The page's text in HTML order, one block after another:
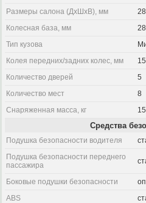
Размеры салона (ДхШхВ), мм
Колесная база, мм
Тип кузова
Колея передних/задних колес, мм
Количество дверей
5
Количество мест
8
Снаряженная масса, кг
Средства
Подушка безопасности водителя
Подушка безопасности переднего
пассажира
Боковые подушки безопасности
ABS